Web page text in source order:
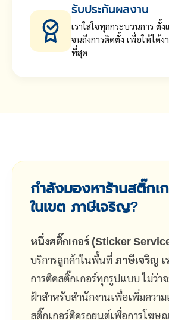
รับประกันผลงาน
เราใส่ใจทุกกระบวนการ ตั้
จนถึงการติดตั้ง เพื่อให้ได้
ที่สุด
กำลังมองหาร้านสติ๊กเ
ในเขต ภาษีเจริญ?
หนึ่งสติ๊กเกอร์ (Sticker
บริการลูกค้าในพื้นที่ ภาษีเจริญ
การติดสติ๊กเกอร์ทุกรูปแบบ ไม่ว่า
ฝ้าสำหรับสำนักงานเพื่อเพิ่มควา
สติ๊กเกอร์ติดรถยนต์เพื่อการโฆษ